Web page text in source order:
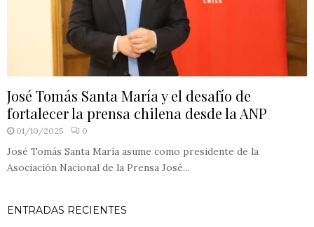
José Tomás Santa María y el desafío de
fortalecer la prensa chilena desde la ANP
01/10/2025 0
José Tomás Santa María asume como presidente de la
Asociación Nacional de la Prensa José...
ENTRADAS RECIENTES